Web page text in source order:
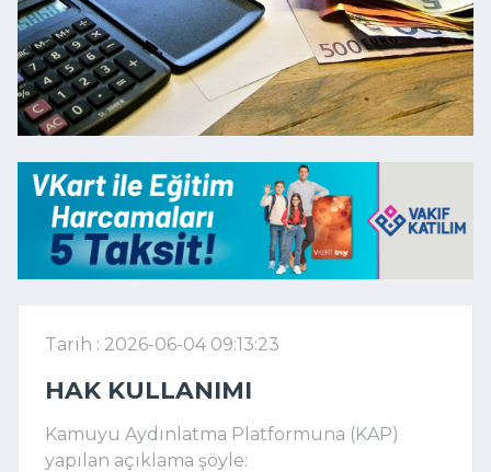
Tarih : 2026-06-04 09:13:23
HAK KULLANIMI
Kamuyu Aydınlatma Platformuna (KAP)
yapılan açıklama şöyle: